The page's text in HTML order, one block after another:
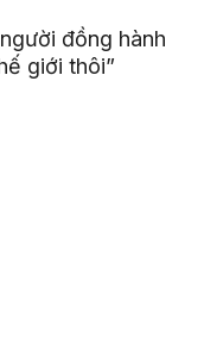
đồng hành
giới thôi”